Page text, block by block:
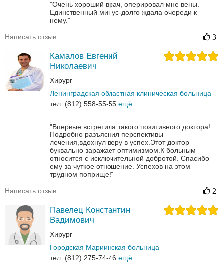
"Очень хороший врач, оперировал мне вены.
Единственный минус-долго ждала очереди к
нему."
Написать отзыв 3
Камалов Евгений
Николаевич
Хирург
Ленинградская областная клиническая больница
тел. (812) 558-55-55 ещё
"Впервые встретила такого позитивного доктора!
Подробно разъяснил перспективы
лечения,вдохнул веру в успех.Этот доктор
буквально заражает оптимизмом.К больным
относится с исключительной добротой. Спасибо
ему за чуткое отношение. Успехов на этом
трудном поприще!"
Написать отзыв 2
Павелец Константин
Вадимович
Хирург
Городская Мариинская больница
тел. (812) 275-74-46 ещё